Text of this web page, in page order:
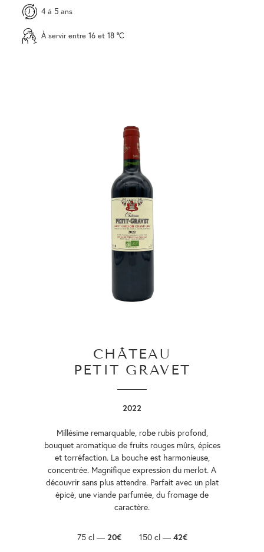
4 à 5 ans
À servir entre 16 et 18 °C
CHÂTEAU
PETIT GRAVET
2022
Millésime remarquable, robe rubis profond,
bouquet aromatique de fruits rouges mûrs, épices
et torréfaction. La bouche est harmonieuse,
concentrée. Magnifique expression du merlot. A
découvrir sans plus attendre. Parfait avec un plat
épicé, une viande parfumée, du fromage de
caractère.
75 cl — 20€ 150 cl — 42€